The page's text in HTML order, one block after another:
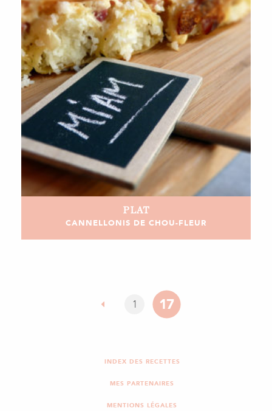
PLAT
CANNELLONIS DE CHOU-FLEUR
1 17
INDEX DES RECETTES
MES PARTENAIRES
MENTIONS LÉGALES